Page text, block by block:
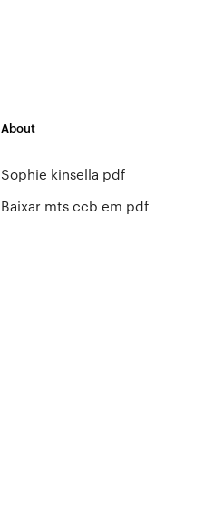
About
Sophie kinsella pdf
Baixar mts ccb em pdf